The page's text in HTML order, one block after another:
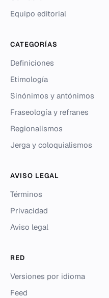
Equipo editorial
CATEGORÍAS
Definiciones
Etimología
Sinónimos y antónimos
Fraseología y refranes
Regionalismos
Jerga y coloquialismos
AVISO LEGAL
Términos
Privacidad
Aviso legal
RED
Versiones por idioma
Feed